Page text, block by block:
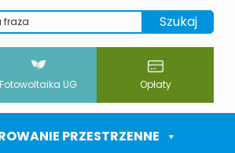
Fotowoltaika UG Opłaty
PRZESTRZENNE